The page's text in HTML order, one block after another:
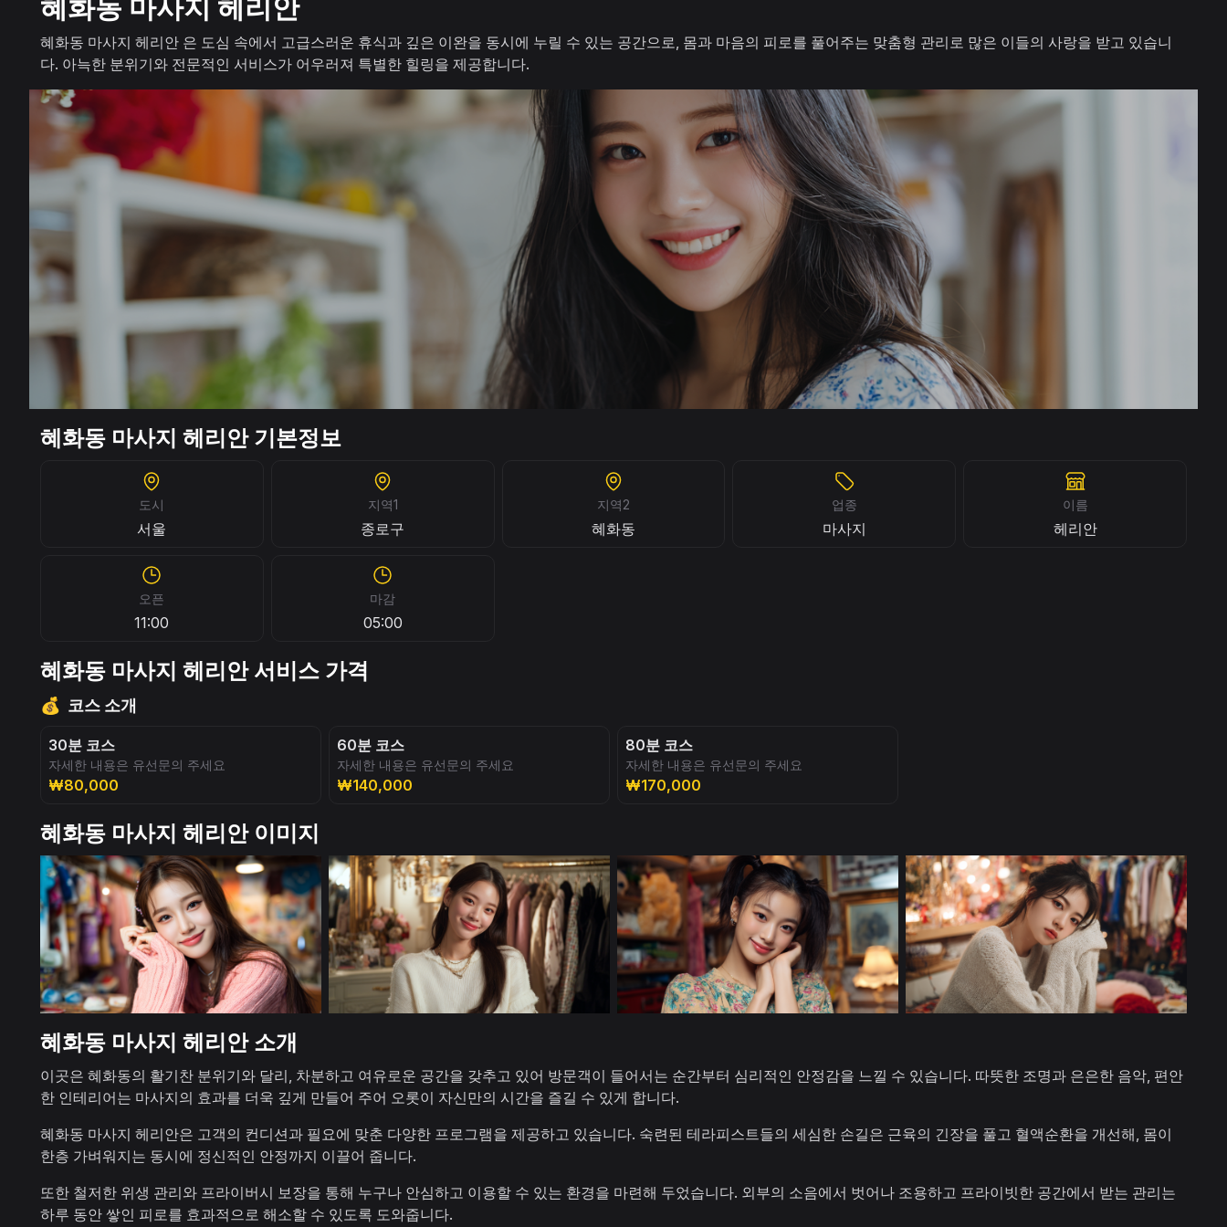
혜화동 마사지 헤리안
혜화동 마사지 헤리안 은 도심 속에서 고급스러운 휴식과 깊은 이완을 동시에 누릴 수 있는 공간으로, 몸과 마음의 피로를 풀어주는 맞춤형 관리로 많은 이들의 사랑을 받고 있습니
다. 아늑한 분위기와 전문적인 서비스가 어우러져 특별한 힐링을 제공합니다.
혜화동 마사지 헤리안 기본정보
도시
서울
지역1
종로구
지역2
혜화동
업종
마사지
이름
헤리안
오픈
11:00
마감
05:00
혜화동 마사지 헤리안 서비스 가격
💰 코스 소개
30분 코스
자세한 내용은 유선문의 주세요
₩80,000
60분 코스
자세한 내용은 유선문의 주세요
₩140,000
80분 코스
자세한 내용은 유선문의 주세요
₩170,000
혜화동 마사지 헤리안 이미지
혜화동 마사지 헤리안 소개
이곳은 혜화동의 활기찬 분위기와 달리, 차분하고 여유로운 공간을 갖추고 있어 방문객이 들어서는 순간부터 심리적인 안정감을 느낄 수 있습니다. 따뜻한 조명과 은은한 음악, 편안
한 인테리어는 마사지의 효과를 더욱 깊게 만들어 주어 오롯이 자신만의 시간을 즐길 수 있게 합니다.
혜화동 마사지 헤리안은 고객의 컨디션과 필요에 맞춘 다양한 프로그램을 제공하고 있습니다. 숙련된 테라피스트들의 세심한 손길은 근육의 긴장을 풀고 혈액순환을 개선해, 몸이
한층 가벼워지는 동시에 정신적인 안정까지 이끌어 줍니다.
또한 철저한 위생 관리와 프라이버시 보장을 통해 누구나 안심하고 이용할 수 있는 환경을 마련해 두었습니다. 외부의 소음에서 벗어나 조용하고 프라이빗한 공간에서 받는 관리는
하루 동안 쌓인 피로를 효과적으로 해소할 수 있도록 도와줍니다.